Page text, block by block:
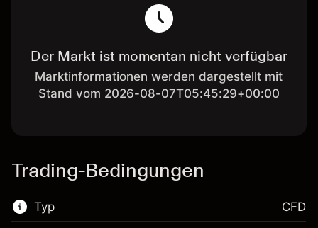
Der Markt ist momentan nicht verfügbar
Marktinformationen werden dargestellt mit
Stand vom 2026-08-07T05:45:29+00:00
Trading-Bedingungen
Typ CFD